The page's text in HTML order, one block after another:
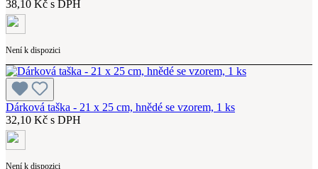
38,10 Kč s DPH
Není k dispozici
Dárková taška - 21 x 25 cm, hnědé se vzorem, 1 ks
32,10 Kč s DPH
Není k dispozici